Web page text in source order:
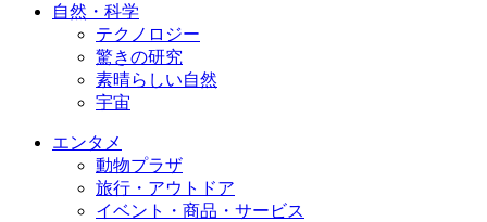
自然・科学
テクノロジー
驚きの研究
素晴らしい自然
宇宙
エンタメ
動物プラザ
旅行・アウトドア
イベント・商品・サービス